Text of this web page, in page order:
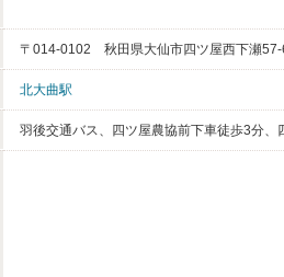
〒014-0102 秋田県大仙市四ツ屋西下瀬
北大曲駅
羽後交通バス、四ツ屋農協前下車徒歩3分、